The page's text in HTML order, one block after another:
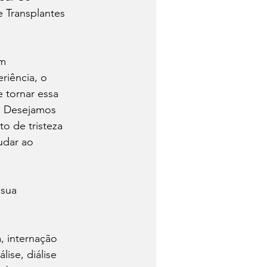
o
tornar essa
de tristeza
ao
internação
diálise